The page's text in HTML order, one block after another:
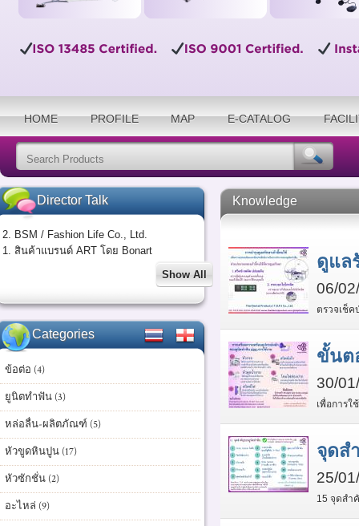
HOME PROFILE MAP E-CATALOG
Knowledge
ดูแล
06/
ตรวจเช็
ขั้นต
30/
เพื่อการ
จุดส
25/
15 จุดสำ
Director Talk
2. BSM / Fashion Life Co., Ltd.
1. สินค้าแบรนด์ ART โดย Bonart
Show All
Categories
ข้อต่อ (4)
ยูนิตทำฟัน (3)
หล่อลื่น-ผลิตภัณฑ์ (5)
หัวขูดหินปูน (17)
หัวซักชั่น (2)
อะไหล่ (9)